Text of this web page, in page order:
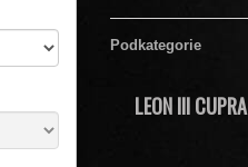
Podkategorie
LEON III CUPRA